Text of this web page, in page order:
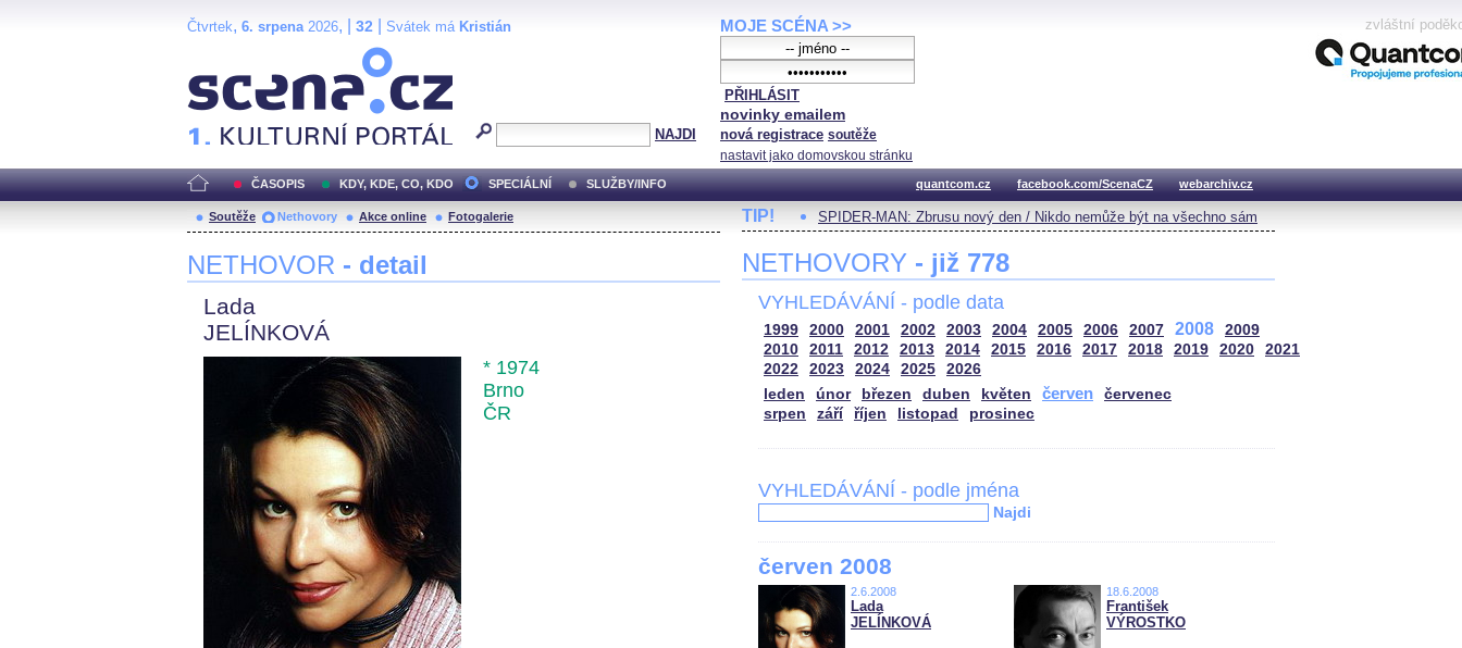
Čtvrtek, 6. srpena2026, | 32 Svátek má Kristián
NAJDI
MOJE SCÉNA >>
PŘIHLÁSIT
novinky emailem
nová registrace soutěže
nastavit jako domovskou stránku
zvláštní
ČASOPIS KDY, KDE, CO, KDO SPECIÁLNÍ SLUŽBY/INFO quantcom.cz facebook.com/ScenaCZ webarchiv.cz
Soutěže Nethovory Akce online Fotogalerie
NETHOVOR - detail
Lada
JELÍNKOVÁ
* 1974
Brno
ČR
TIP! SPIDER-MAN: Zbrusu nový den / Nikdo nemůže být na všechno sám
NETHOVORY - již 778
VYHLEDÁVÁNÍ - podle data
1999 2000 2001 2002 2003 2004 2005 2006 2007 2008
2009
2010
2011 2012 2013 2014 2015 2016 2017 2018 2019 2020
2021
2022
2023 2024 2025
2026
leden
únor březen duben květen červen
červenec
srpen
září říjen listopad prosinec
VYHLEDÁVÁNÍ - podle jména
Najdi
červen 2008
2.6.2008
Lada
JELÍNKOVÁ
18.6.2008
František
VÝROSTKO